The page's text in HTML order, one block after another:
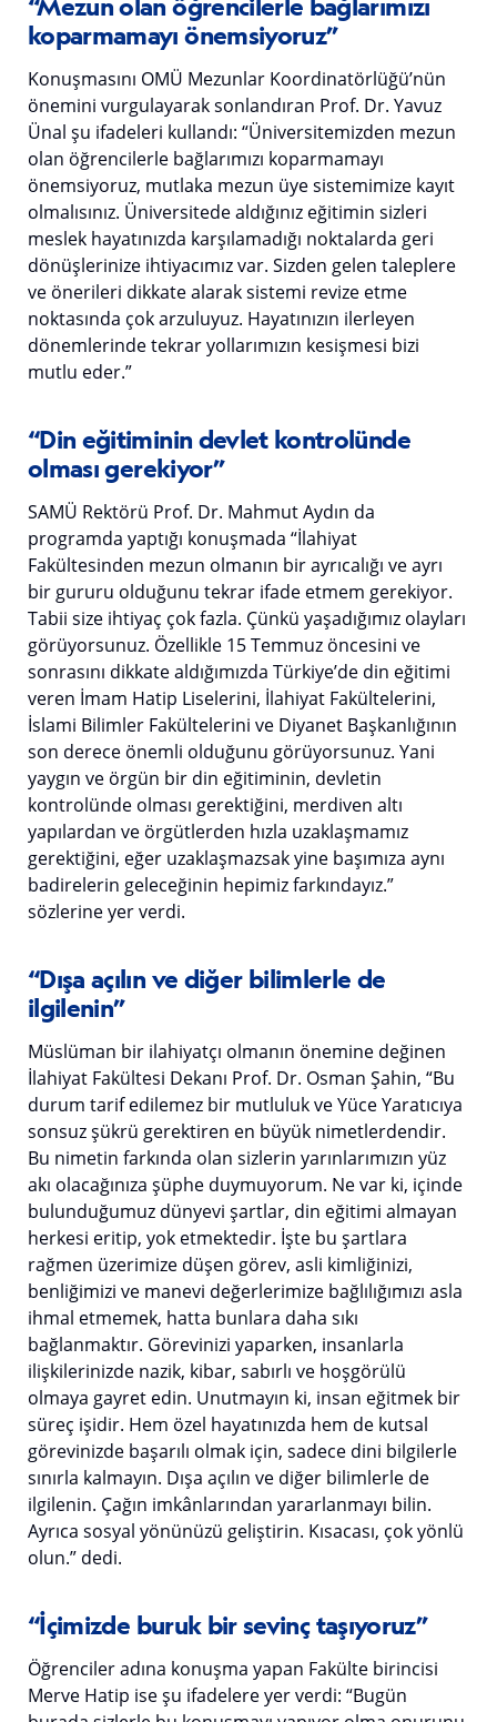
koparmamayı önemsiyoruz”
Konuşmasını OMÜ Mezunlar Koordinatörlüğü’nün
önemini vurgulayarak sonlandıran Prof. Dr. Yavuz
Ünal şu ifadeleri kullandı: “Üniversitemizden mezun
olan öğrencilerle bağlarımızı koparmamayı
önemsiyoruz, mutlaka mezun üye sistemimize kayıt
olmalısınız. Üniversitede aldığınız eğitimin sizleri
meslek hayatınızda karşılamadığı noktalarda geri
dönüşlerinize ihtiyacımız var. Sizden gelen taleplere
ve önerileri dikkate alarak sistemi revize etme
noktasında çok arzuluyuz. Hayatınızın ilerleyen
dönemlerinde tekrar yollarımızın kesişmesi bizi
mutlu eder.”
“Din eğitiminin devlet kontrolünde
olması gerekiyor”
SAMÜ Rektörü Prof. Dr. Mahmut Aydın da
programda yaptığı konuşmada “İlahiyat
Fakültesinden mezun olmanın bir ayrıcalığı ve ayrı
bir gururu olduğunu tekrar ifade etmem gerekiyor.
Tabii size ihtiyaç çok fazla. Çünkü yaşadığımız olayları
görüyorsunuz. Özellikle 15 Temmuz öncesini ve
sonrasını dikkate aldığımızda Türkiye’de din eğitimi
veren İmam Hatip Liselerini, İlahiyat Fakültelerini,
İslami Bilimler Fakültelerini ve Diyanet Başkanlığının
son derece önemli olduğunu görüyorsunuz. Yani
yaygın ve örgün bir din eğitiminin, devletin
kontrolünde olması gerektiğini, merdiven altı
yapılardan ve örgütlerden hızla uzaklaşmamız
gerektiğini, eğer uzaklaşmazsak yine başımıza aynı
badirelerin geleceğinin hepimiz farkındayız.”
sözlerine yer verdi.
“Dışa açılın ve diğer bilimlerle de
ilgilenin”
Müslüman bir ilahiyatçı olmanın önemine değinen
İlahiyat Fakültesi Dekanı Prof. Dr. Osman Şahin, “Bu
durum tarif edilemez bir mutluluk ve Yüce Yaratıcıya
sonsuz şükrü gerektiren en büyük nimetlerdendir.
Bu nimetin farkında olan sizlerin yarınlarımızın yüz
akı olacağınıza şüphe duymuyorum. Ne var ki, içinde
bulunduğumuz dünyevi şartlar, din eğitimi almayan
herkesi eritip, yok etmektedir. İşte bu şartlara
rağmen üzerimize düşen görev, asli kimliğinizi,
benliğimizi ve manevi değerlerimize bağlılığımızı asla
ihmal etmemek, hatta bunlara daha sıkı
bağlanmaktır. Görevinizi yaparken, insanlarla
ilişkilerinizde nazik, kibar, sabırlı ve hoşgörülü
olmaya gayret edin. Unutmayın ki, insan eğitmek bir
süreç işidir. Hem özel hayatınızda hem de kutsal
görevinizde başarılı olmak için, sadece dini bilgilerle
sınırla kalmayın. Dışa açılın ve diğer bilimlerle de
ilgilenin. Çağın imkânlarından yararlanmayı bilin.
Ayrıca sosyal yönünüzü geliştirin. Kısacası, çok yönlü
olun.” dedi.
“İçimizde buruk bir sevinç taşıyoruz”
Öğrenciler adına konuşma yapan Fakülte birincisi
Merve Hatip ise şu ifadelere yer verdi: “Bugün